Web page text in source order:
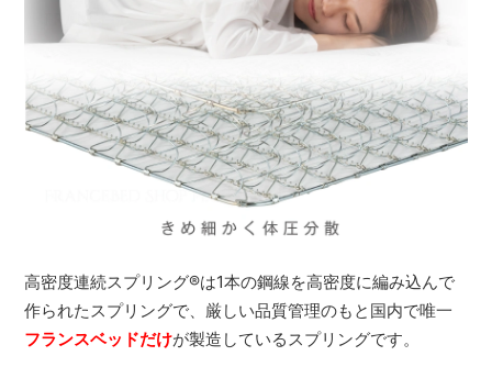
高密度連続スプリング®は1本の鋼線を高密度に編み込んで
作られたスプリングで、厳しい品質管理のもと国内で唯一
フランスベッドだけが製造しているスプリングです。